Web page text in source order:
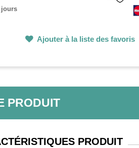
jours
Ajouter à la liste des favoris
PRODUIT
PRODUIT